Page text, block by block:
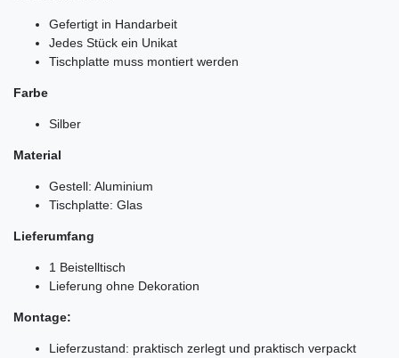
Gefertigt in Handarbeit
Jedes Stück ein Unikat
Tischplatte muss montiert werden
Farbe
Silber
Material
Gestell: Aluminium
Tischplatte: Glas
Lieferumfang
1 Beistelltisch
Lieferung ohne Dekoration
Montage:
Lieferzustand: praktisch zerlegt und praktisch verpackt